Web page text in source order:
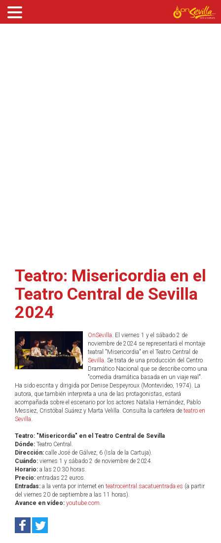
Teatro: Misericordia en el
Teatro Central de Sevilla
2024
OnSevilla. El viernes 1 y el sábado 2 de
noviembre de 2024 se representará el montaje
teatral "Misericordia" en el Teatro Central de
Sevilla. Se trata de una producción del Centro
Dramático Nacional que se describe como una
"comedia dramática basada en un viaje real".
Ha sido escrita y dirigida por Denise Despeyroux (Montevideo, 1974). La
autora, que también interpreta a una de las protagonistas, estará
acompañada sobre el escenario por los actores Natalia Hernández, Pablo
Messiez, Cristóbal Suárez y Marta Velilla. Consulta la cartelera de teatro en
Sevilla.
Teatro: "Misericordia" en el Teatro Central de Sevilla
Dónde: Teatro Central.
Dirección: calle José de Gálvez, 6 (Isla de la Cartuja).
Cuándo: viernes 1 y sábado 2 de noviembre de 2024.
Horario: a las 20:30 horas.
Precio: entradas 22 euros.
Entradas: a la venta por internet en teatrocentral.sacatuentrada.es (a partir
del viernes 20 de septiembre a las 11 horas).
Avance en vídeo: youtube.com.